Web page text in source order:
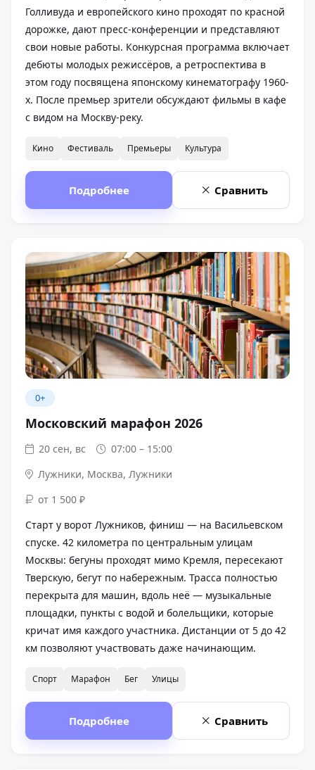
Голливуда и европейского кино проходят по красной
дорожке, дают пресс-конференции и представляют
свои новые работы. Конкурсная программа включает
дебюты молодых режиссёров, а ретроспектива в
этом году посвящена японскому кинематографу 1960-
х. После премьер зрители обсуждают фильмы в кафе
с видом на Москву-реку.
Кино Фестиваль Премьеры Культура
Подробнее Сравнить
0+
Московский марафон 2026
20 сен, вс
07:00 – 15:00
Лужники, Москва, Лужники
от 1 500 ₽
Старт у ворот Лужников, финиш — на Васильевском
спуске. 42 километра по центральным улицам
Москвы: бегуны проходят мимо Кремля, пересекают
Тверскую, бегут по набережным. Трасса полностью
перекрыта для машин, вдоль неё — музыкальные
площадки, пункты с водой и болельщики, которые
кричат имя каждого участника. Дистанции от 5 до 42
км позволяют участвовать даже начинающим.
Спорт Марафон Бег Улицы
Подробнее Сравнить